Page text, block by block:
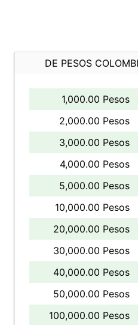
DE PESOS
1,000.00 Pesos
2,000.00 Pesos
3,000.00 Pesos
4,000.00 Pesos
5,000.00 Pesos
10,000.00 Pesos
20,000.00 Pesos
30,000.00 Pesos
40,000.00 Pesos
50,000.00 Pesos
100,000.00 Pesos